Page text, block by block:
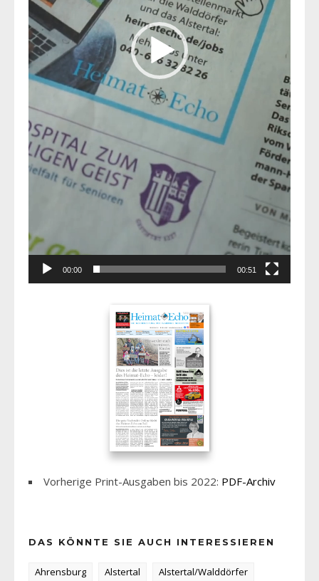
00:00 00:51
Vorherige Print-Ausgaben bis 2022: PDF-Archiv
DAS KÖNNTE SIE AUCH INTERESSIEREN
Ahrensburg Alstertal
Alstertal/Walddörfer